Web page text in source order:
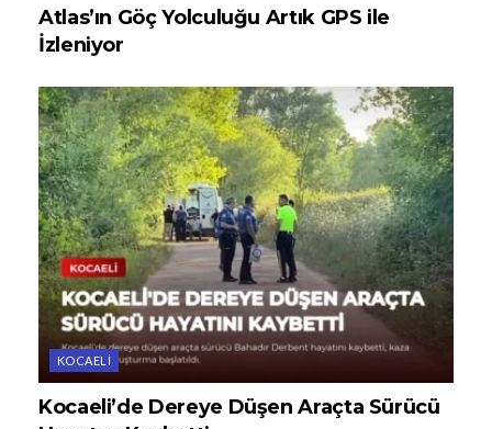
Atlas’ın Göç Yolculuğu Artık GPS ile
İzleniyor
KOCAELI
Kocaeli’de Dereye Düşen Araçta Sürücü